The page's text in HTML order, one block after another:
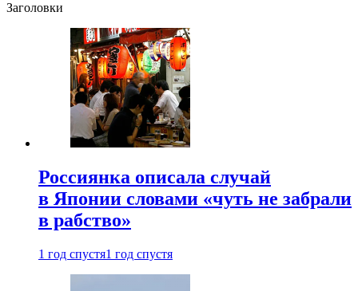
Заголовки
Россиянка описала случай
в Японии словами «чуть не забрали
в рабство»
1 год спустя1 год спустя